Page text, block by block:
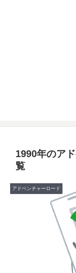
1990年のア
覧
アドベンチャーロード